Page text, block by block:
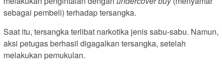
sebagai pembeli) terhadap tersangka.
Saat itu, tersangka terlibat narkotika jenis sabu-sabu. Namun,
aksi petugas berhasil digagalkan tersangka, setelah
melakukan pemukulan.